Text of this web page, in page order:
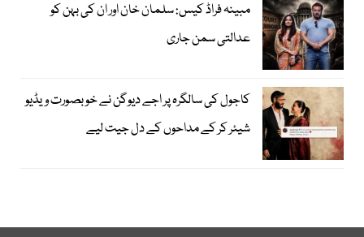
مبینہ فراڈ کیس: سلمان خان اور ان کی بہن کو
عدالتی سمن جاری
کاجول کی سالگرہ پر اجے دیوگن نے خوبصورت ویڈیو
شیئر کر کے مداحوں کے دل جیت لیے